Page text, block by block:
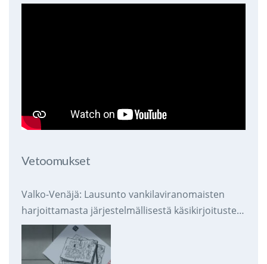
Vetoomukset
Valko-Venäjä: Lausunto vankilaviranomaisten
harjoittamasta järjestelmällisestä käsikirjoitusten
takavarikoinnista ja tuhoamisesta